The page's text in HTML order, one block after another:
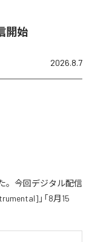
開始
2026.8.7
。今回デジタル配信
」「8月15